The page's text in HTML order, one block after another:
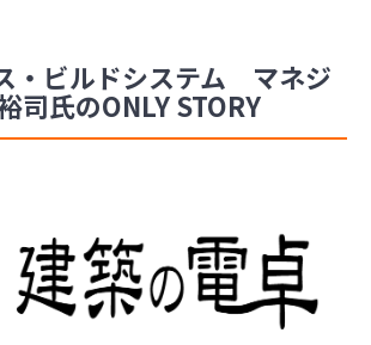
・ビルドシステム マネジ
氏のONLY STORY